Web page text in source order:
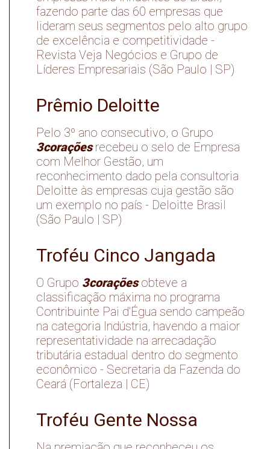
fazendo parte das 60 empresas que
lideram seus segmentos pelo alto grupo
de excelência e competitividade -
Revista Veja Negócios e Grupo de
Líderes Empresariais (São Paulo | SP)
Prêmio Deloitte
Pelo 3º ano consecutivo, o Grupo
3coraçõesrecebeu o selo de Empresa
com Melhor Gestão, um
reconhecimento dado pela consultoria
Deloitte às empresas cuja gestão são
um exemplo no país - Deloitte Brasil
(São Paulo | SP)
Troféu Cinco Jangada
O Grupo 3coraçõesobteve a
classificação máxima no programa
Contribuinte Pai d'Égua sendo campeão
na categoria Indústria, havendo a maior
representatividade na arrecadação
tributária estadual dentro do segmento
econômico - Secretaria da Fazenda do
Ceará (Fortaleza | CE)
Troféu Gente Nossa